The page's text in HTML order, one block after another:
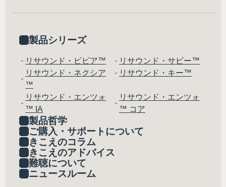
製品シリーズ
リサウンド・ビビア™
リサウンド・サビー™
リサウンド・ネクシア
™
リサウンド・キー™
リサウンド・エンツォ
™ IA
リサウンド・エンツォ
™ コア
製品哲学
ご購入・サポートについて
きこえのコラム
きこえのアドバイス
難聴について
ニュースルーム